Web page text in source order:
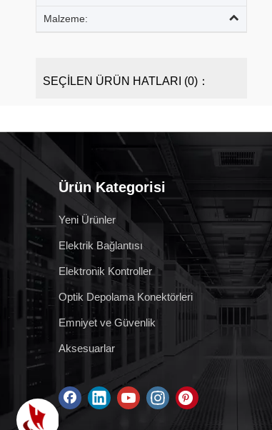
Malzeme:
SEÇİLEN ÜRÜN HATLARI (0)：
Ürün Kategorisi
Yeni Ürünler
Elektrik Bağlantısı
Elektronik Kontroller
Optik Depolama Konektörleri
Emniyet ve Güvenlik
Aksesuarlar